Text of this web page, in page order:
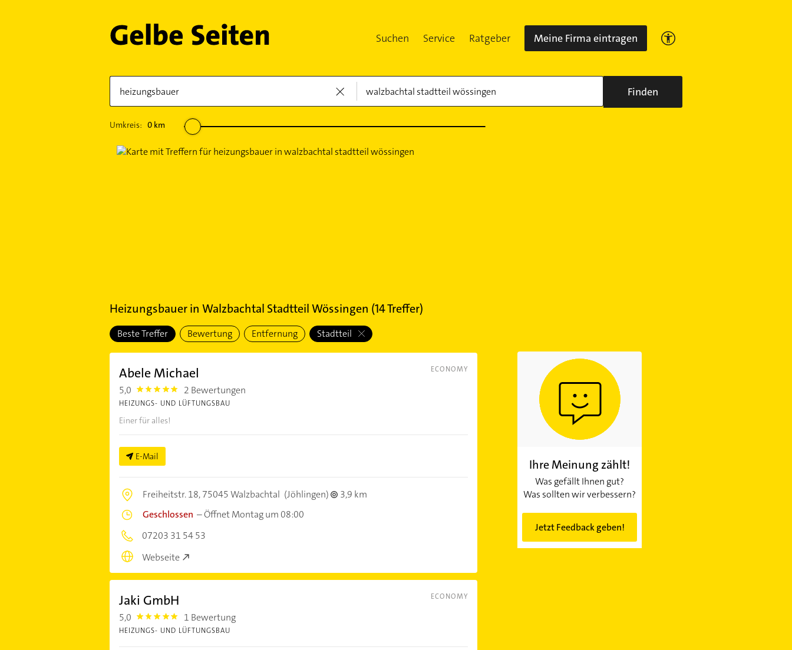
Suchen Service Ratgeber Meine Firma eintragen
Finden
Umkreis: 0km
Heizungsbauerin Walzbachtal Stadtteil Wössingen (14Treffer)
Beste Treffer Bewertung Entfernung Stadtteil
ECONOMY
Abele Michael
5,0 5.0 2 Bewertungen
HEIZUNGS- UND LÜFTUNGSBAU
Einer für alles!
E-Mail
Freiheitstr. 18,75045 Walzbachtal (Jöhlingen)
3,9 km
Geschlossen –Öffnet Montag um 08:00
07203 31 54 53
Webseite
ECONOMY
Jaki GmbH
5,0 5.0 1 Bewertung
HEIZUNGS- UND LÜFTUNGSBAU
Ihre Meinung zählt!
Was gefällt Ihnen gut?
Was sollten wir verbessern?
Jetzt Feedback geben!